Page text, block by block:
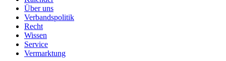
Über uns
Verbandspolitik
Recht
Wissen
Service
Vermarktung